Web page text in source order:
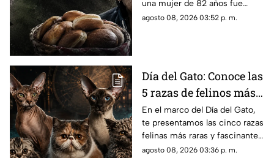
en Puebla: le robaron
unos pesos
una mujer de 82 años fue
asesinada al regresar de
agosto 08, 2026 03:52 p. m.
Día del Gato: Conoce las
5 razas de felinos más
raras del mundo
En el marco del Día del Gato,
te presentamos las cinco razas
felinas más raras y fascinantes
del planeta por sus singulares
agosto 08, 2026 03:36 p. m.